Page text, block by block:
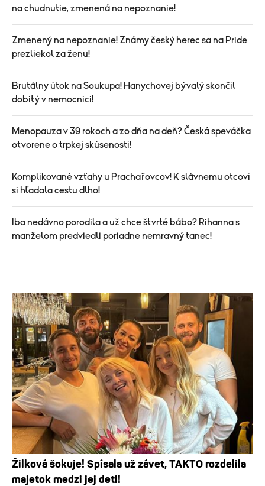
na chudnutie, zmenená na nepoznanie!
Zmenený na nepoznanie! Známy český herec sa na Pride
prezliekol za ženu!
Brutálny útok na Soukupa! Hanychovej bývalý skončil
dobitý v nemocnici!
Menopauza v 39 rokoch a zo dňa na deň? Česká speváčka
otvorene o trpkej skúsenosti!
Komplikované vzťahy u Prachařovcov! K slávnemu otcovi
si hľadala cestu dlho!
Iba nedávno porodila a už chce štvrté bábo? Rihanna s
manželom predviedli poriadne nemravný tanec!
Žilková šokuje! Spísala už závet, TAKTO rozdelila
majetok medzi jej deti!